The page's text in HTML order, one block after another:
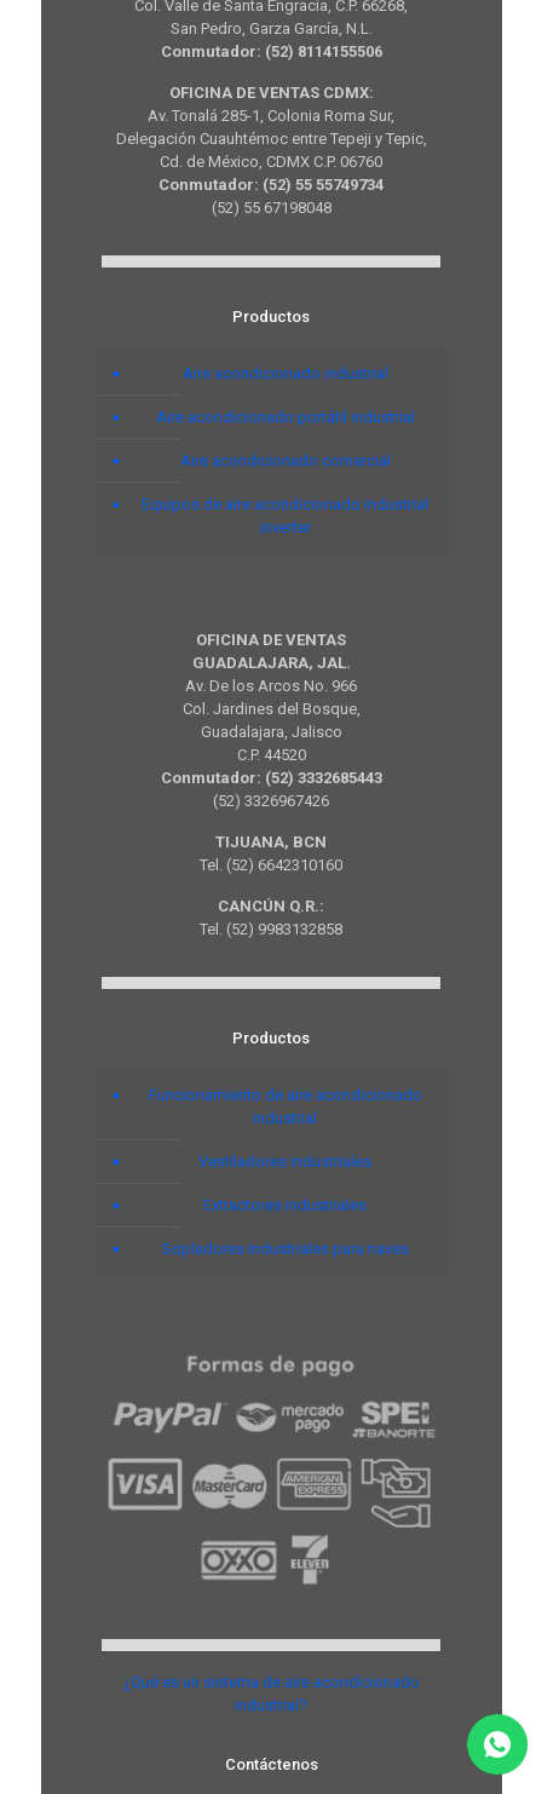
Col. Valle de Santa Engracia, C.P. 66268,
San Pedro, Garza García, N.L.
Conmutador: (52) 8114155506
OFICINA DE VENTAS CDMX:
Av. Tonalá 285-1, Colonia Roma Sur,
Delegación Cuauhtémoc entre Tepeji y Tepic,
Cd. de México, CDMX C.P. 06760
Conmutador: (52) 55 55749734
(52) 55 67198048
Productos
Aire acondicionado industrial
Aire acondicionado portátil industrial
Aire acondicionado comercial
Equipos de aire acondicionado industrial
inverter
OFICINA DE VENTAS
GUADALAJARA, JAL.
Av. De los Arcos No. 966
Col. Jardines del Bosque,
Guadalajara, Jalisco
C.P. 44520
Conmutador: (52) 3332685443
(52) 3326967426
TIJUANA, BCN
Tel. (52) 6642310160
CANCÚN Q.R.:
Tel. (52) 9983132858
Productos
Funcionamiento de aire acondicionado
industrial
Ventiladores industriales
Extractores industriales
Sopladores industriales para naves
¿Qué es un sistema de aire acondicionado
industrial?
Contáctenos